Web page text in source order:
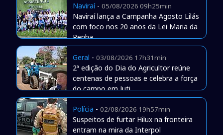
Naviraí- 05/08/2026 09h25min
Naviraí lança a Campanha Agosto Lilás
com foco nos 20 anos da Lei Maria da
Penha
Geral - 03/08/2026 17h31min
2ª edição do Dia do Agricultor reúne
centenas de pessoas e celebra a força
do campo em Juti
Polícia - 02/08/2026 19h57min
Suspeitos de furtar Hilux na fronteira
entram na mira da Interpol